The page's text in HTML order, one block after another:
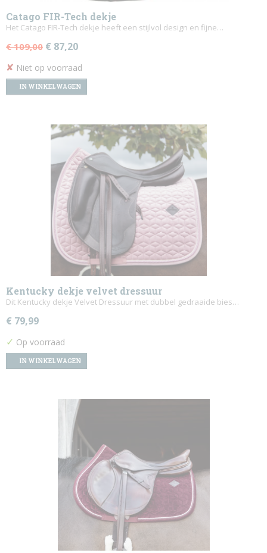
Catago FIR-Tech dekje
Het Catago FIR-Tech dekje heeft een stijlvol design en fijne…
€ 109,00 € 87,20
✘ Niet op voorraad
IN WINKELWAGEN
Kentucky dekje velvet dressuur
Dit Kentucky dekje Velvet Dressuur met dubbel gedraaide bies…
€ 79,99
✓ Op voorraad
IN WINKELWAGEN